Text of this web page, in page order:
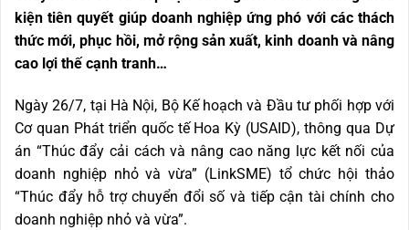
kiện tiên quyết giúp doanh nghiệp ứng phó với các thách
thức mới, phục hồi, mở rộng sản xuất, kinh doanh và nâng
cao lợi thế cạnh tranh…
Ngày 26/7, tại Hà Nội, Bộ Kế hoạch và Đầu tư phối hợp với
Cơ quan Phát triển quốc tế Hoa Kỳ (USAID), thông qua Dự
án “Thúc đẩy cải cách và nâng cao năng lực kết nối của
doanh nghiệp nhỏ và vừa” (LinkSME) tổ chức hội thảo
“Thúc đẩy hỗ trợ chuyển đổi số và tiếp cận tài chính cho
doanh nghiệp nhỏ và vừa”.